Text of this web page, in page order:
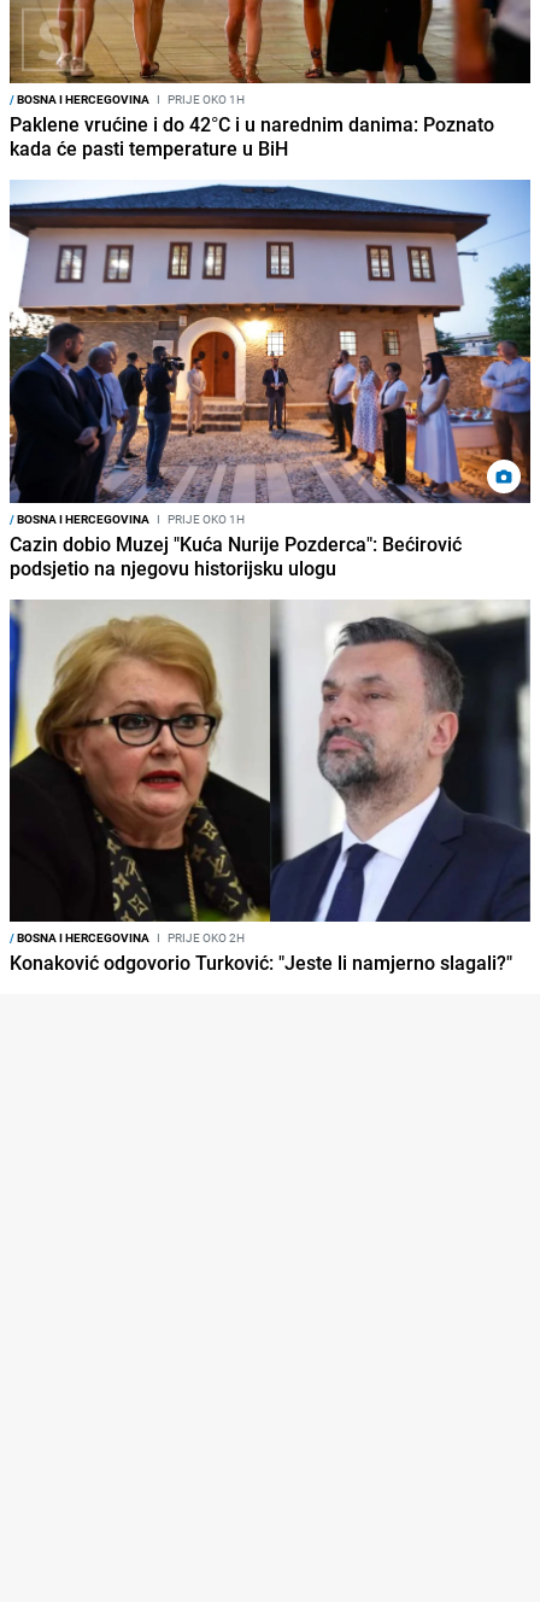
/BOSNA I HERCEGOVINA I PRIJE OKO 1H
Paklene vrućine i do 42°C i u narednim danima: Poznato
kada će pasti temperature u BiH
/BOSNA I HERCEGOVINA I PRIJE OKO 1H
Cazin dobio Muzej "Kuća Nurije Pozderca": Bećirović
podsjetio na njegovu historijsku ulogu
/BOSNA I HERCEGOVINA I PRIJE OKO 2H
Konaković odgovorio Turković: "Jeste li namjerno slagali?"